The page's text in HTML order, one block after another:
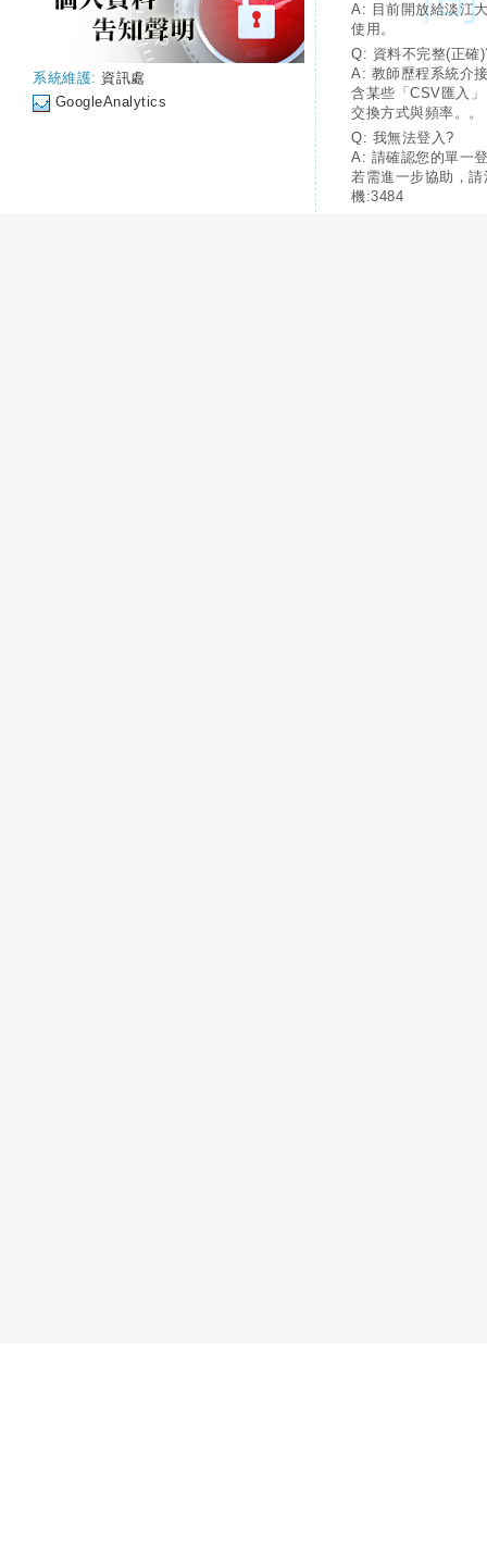
系統維護: 資訊處
GoogleAnalytics
A: 目前開放給淡江
使用。
Q: 資料不完整(正確
A: 教師歷程系統介
含某些「CSV匯入
交換方式與頻率。。
Q: 我無法登入?
A: 請確認您的單一
若需進一步協助，
機:3484